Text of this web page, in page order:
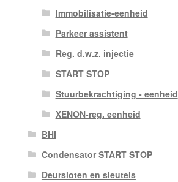
Immobilisatie-eenheid
Parkeer assistent
Reg. d.w.z. injectie
START STOP
Stuurbekrachtiging - eenheid
XENON-reg. eenheid
BHI
Condensator START STOP
Deursloten en sleutels